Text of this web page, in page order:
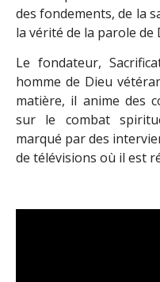
des fondements, de la
la vérité de la parole de
Le fondateur,
homme de Dieu
matière, il anime des
sur le combat
marqué par des
de télévisions où il est